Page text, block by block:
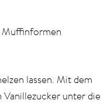
Muffinformen
lassen. Mit dem
Vanillezucker unter die